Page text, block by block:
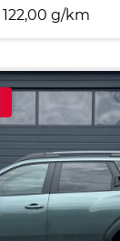
122,00 g/km